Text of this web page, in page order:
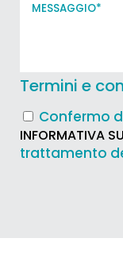
Termini e
Confermo
INFORMATIVA
trattamento